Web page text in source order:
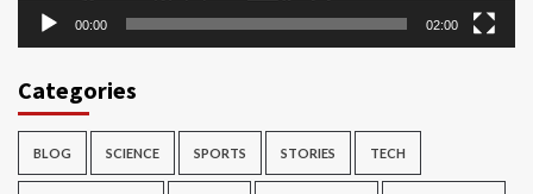
00:00 02:00
Categories
BLOG SCIENCE SPORTS STORIES TECH